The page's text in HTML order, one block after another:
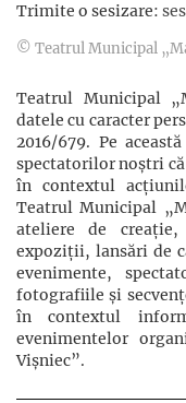
Trimite o sesizare:
© Teatrul Municipal
Teatrul Municipal
datele cu caracter
2016/679. Pe
spectatorilor noștri
în contextul
Teatrul Municipal
ateliere de
expoziții, lansări de
evenimente,
fotografiile și
în contextul
evenimentelor
Vișniec”.